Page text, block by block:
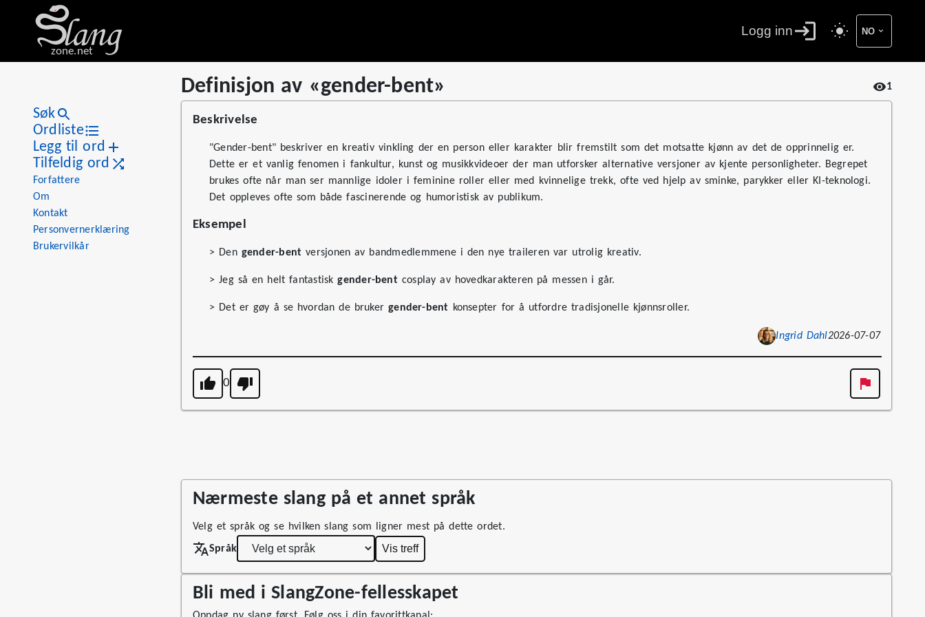
zone.net
Logg inn NO
Søk
Ordliste
Legg til ord
Tilfeldig ord
Forfattere
Om
Kontakt
Personvernerklæring
Brukervilkår
Definisjon av «gender-bent»
1
Definisjon av «gender-bent»
Stat
Value
Views
1
Definitions 1
First seen
2026
Beskrivelse
"Gender-bent" beskriver en kreativ vinkling der en person eller karakter blir fremstilt som det motsatte kjønn av det de opprinnelig er.
Dette er et vanlig fenomen i fankultur, kunst og musikkvideoer der man utforsker alternative versjoner av kjente personligheter. Begrepet
brukes ofte når man ser mannlige idoler i feminine roller eller med kvinnelige trekk, ofte ved hjelp av sminke, parykker eller KI-teknologi.
Det oppleves ofte som både fascinerende og humoristisk av publikum.
Eksempel
> Den gender-bent versjonen av bandmedlemmene i den nye traileren var utrolig kreativ.
> Jeg så en helt fantastiskgender-bentcosplay av hovedkarakteren på messen i går.
> Det er gøy å se hvordan de brukergender-bent konsepter for å utfordre tradisjonelle kjønnsroller.
Ingrid Dahl2026-07-07
0
Nærmeste slang på et annet språk
Velg et språk og se hvilken slang som ligner mest på dette ordet.
Språk
Vis treff
Bli med i SlangZone-fellesskapet